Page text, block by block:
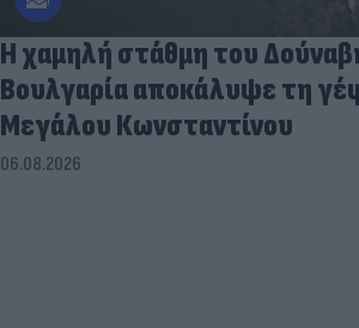
Η χαμηλή στάθμη του
Βουλγαρία αποκάλυψε τη
Μεγάλου Κωνσταντίνου
06.08.2026